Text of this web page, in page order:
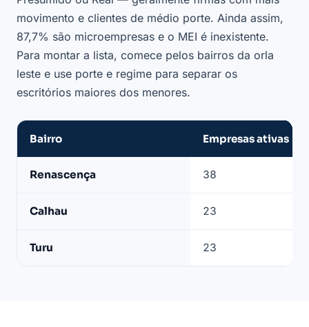
movimento e clientes de médio porte. Ainda assim,
87,7% são microempresas e o MEI é inexistente.
Para montar a lista, comece pelos bairros da orla
leste e use porte e regime para separar os
escritórios maiores dos menores.
contabilidades
Bairro Empresas ativas
Renascença 38
Calhau 23
Turu 23